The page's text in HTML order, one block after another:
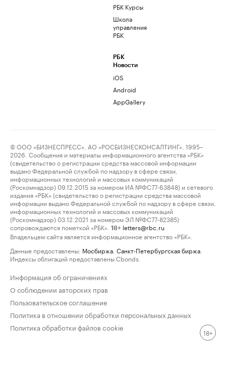
РБК Курсы
Школа
управления
РБК
РБК
Новости
iOS
Android
AppGallery
© ООО «БИЗНЕСПРЕСС», АО «РОСБИЗНЕСКОНСАЛТИНГ», 1995–
2026. Сообщения и материалы информационного агентства «РБК»
(свидетельство о регистрации средства массовой информации
выдано Федеральной службой по надзору в сфере связи,
информационных технологий и массовых коммуникаций
(Роскомнадзор) 09.12.2015 за номером ИА №ФС77-63848) и сетевого
издания «РБК» (свидетельство о регистрации средства массовой
информации выдано Федеральной службой по надзору в сфере связи,
информационных технологий и массовых коммуникаций
(Роскомнадзор) 03.12.2021 за номером ЭЛ №ФС77-82385)
сопровождаются пометкой «РБК».
18+ letters@rbc.ru
Владельцем сайта является информационное агентство «РБК».
Данные предоставлены: Мосбиржа Санкт-Петербургская биржа
Индексы облигаций предоставлены Cbonds.
Информация об ограничениях
О соблюдении авторских прав
Пользовательское соглашение
Политика в отношении обработки персональных данных
Политика обработки файлов cookie
18+